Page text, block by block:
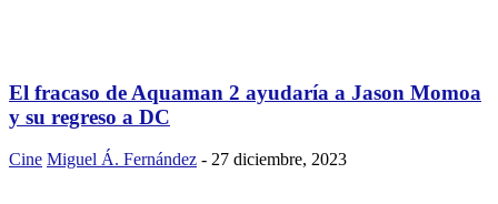
El fracaso de Aquaman 2 ayudaría a Jason Momoa
y su regreso a DC
Cine Miguel Á. Fernández - 27 diciembre, 2023